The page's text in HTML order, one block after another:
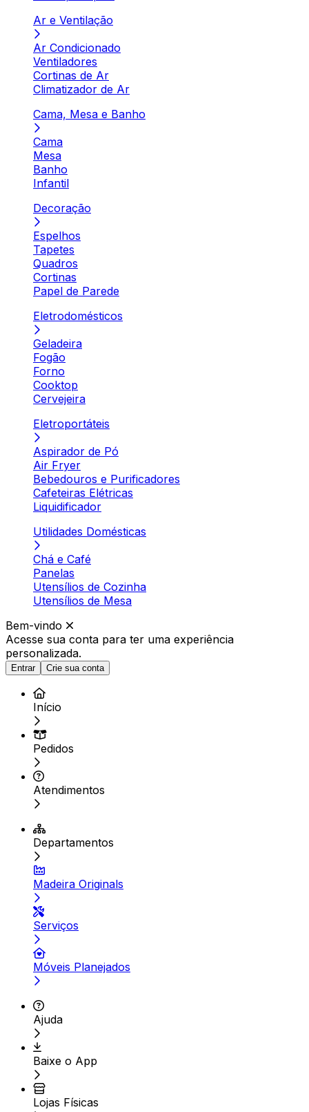
Ar e Ventilação
Ar Condicionado
Ventiladores
Cortinas de Ar
Climatizador de Ar
Cama, Mesa e Banho
Cama
Mesa
Banho
Infantil
Decoração
Espelhos
Tapetes
Quadros
Cortinas
Papel de Parede
Eletrodomésticos
Geladeira
Fogão
Forno
Cooktop
Cervejeira
Eletroportáteis
Aspirador de Pó
Air Fryer
Bebedouros e Purificadores
Cafeteiras Elétricas
Liquidificador
Utilidades Domésticas
Chá e Café
Panelas
Utensílios de Cozinha
Utensílios de Mesa
Bem-vindo
Acesse sua conta para ter uma experiência
personalizada.
Entrar Crie sua conta
Início
Pedidos
Atendimentos
Departamentos
Madeira Originals
Serviços
Móveis Planejados
Ajuda
Baixe o App
Lojas Físicas